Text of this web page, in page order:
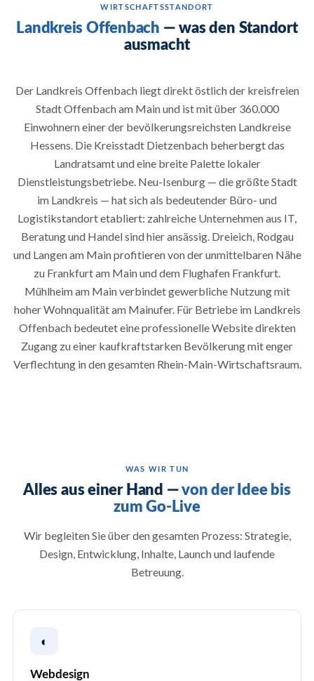
WIRTSCHAFTSSTANDORT
Landkreis Offenbach — was den Standort
ausmacht
Der Landkreis Offenbach liegt direkt östlich der kreisfreien
Stadt Offenbach am Main und ist mit über 360.000
Einwohnern einer der bevölkerungsreichsten Landkreise
Hessens. Die Kreisstadt Dietzenbach beherbergt das
Landratsamt und eine breite Palette lokaler
Dienstleistungsbetriebe. Neu-Isenburg — die größte Stadt
im Landkreis — hat sich als bedeutender Büro- und
Logistikstandort etabliert: zahlreiche Unternehmen aus IT,
Beratung und Handel sind hier ansässig. Dreieich, Rodgau
und Langen am Main profitieren von der unmittelbaren Nähe
zu Frankfurt am Main und dem Flughafen Frankfurt.
Mühlheim am Main verbindet gewerbliche Nutzung mit
hoher Wohnqualität am Mainufer. Für Betriebe im Landkreis
Offenbach bedeutet eine professionelle Website direkten
Zugang zu einer kaufkraftstarken Bevölkerung mit enger
Verflechtung in den gesamten Rhein-Main-Wirtschaftsraum.
WAS WIR TUN
Alles aus einer Hand —von der Idee bis
zum Go-Live
Wir begleiten Sie über den gesamten Prozess: Strategie,
Design, Entwicklung, Inhalte, Launch und laufende
Betreuung.
◐
Webdesign